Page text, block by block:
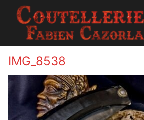
IMG_8538